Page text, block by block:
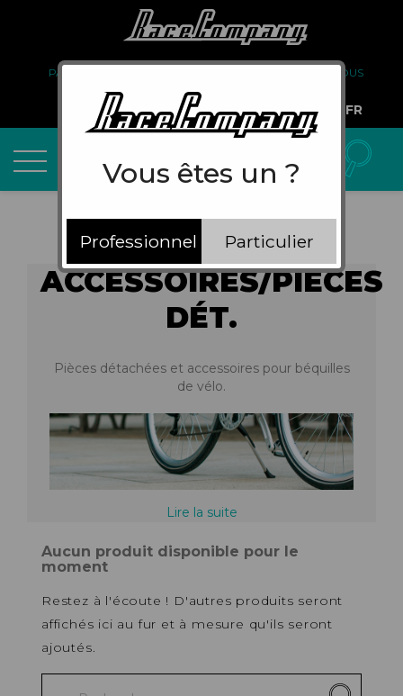
PARTENARIAT
À PROPOS DE NOUS
COMPTE PRO
FR
ACCESSOIRES/PIÈCES
DÉT.
Pièces détachées et accessoires pour béquilles
de vélo.
Lire la suite
Aucun produit disponible pour le
moment
Restez à l'écoute ! D'autres produits seront
affichés ici au fur et à mesure qu'ils seront
ajoutés.
Vous êtes un ?
Professionnel Particulier